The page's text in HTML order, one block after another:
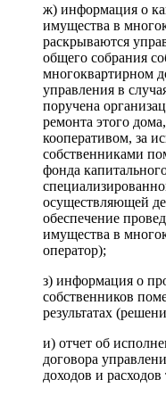
ж) информация о
имущества в
раскрываются
общего собрания
многоквартирном
управления в
поручена
ремонта этого
кооперативом, за
собственниками
фонда
осуществляющей
обеспечение
имущества в
оператор);
з) информация о
собственников
результатах
и) отчет об
договора
доходов и